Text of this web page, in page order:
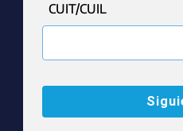
CUIT/CUIL